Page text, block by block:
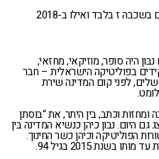
בשנת 2017 למדו בבית הספר תלמידים בשכבה ז בלבד ואילו ב-2018
היה סופר, מוזיקאי, מחזאי,
בפוליטיקה הישראלית – חבר
לפני קום המדינה שירת
וכתב, בין היתר, את “בוסתן
היום. נבון כיהן כנשיא המדינה בין
חזר לשורות הפוליטיקה וכיהן כשר החינוך.
בשנת 2015 בגיל 94.